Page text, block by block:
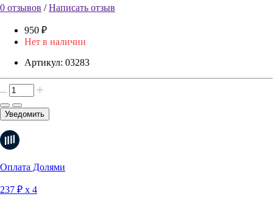
0 отзывов /Написать отзыв
950 ₽
Нет в наличии
Артикул: 03283
Уведомить
Оплата Долями
237 ₽ х 4